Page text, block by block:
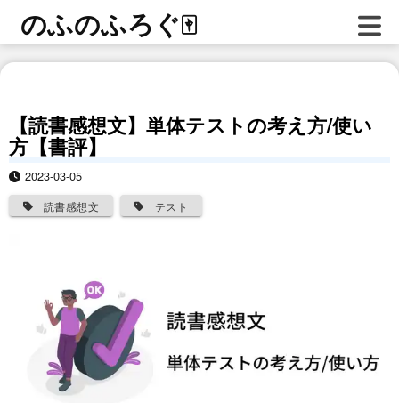
のふのふろぐ🀄
【読書感想文】単体テストの考え方/使い
方【書評】
2023-03-05
読書感想文 テスト